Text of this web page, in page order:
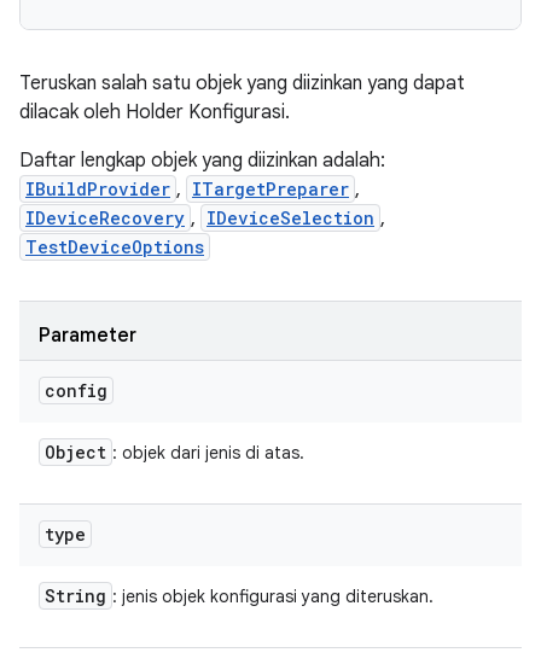
Teruskan salah satu objek yang diizinkan yang dapat
dilacak oleh Holder Konfigurasi.
Daftar lengkap objek yang diizinkan adalah:
IBuildProvider , ITargetPreparer ,
IDeviceRecovery , IDeviceSelection ,
TestDeviceOptions
Parameter
config
Object : objek dari jenis di atas.
type
String : jenis objek konfigurasi yang diteruskan.